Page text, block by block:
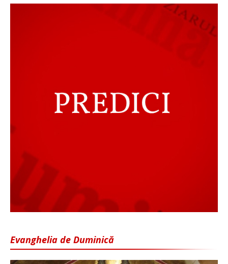
Evanghelia de Duminică